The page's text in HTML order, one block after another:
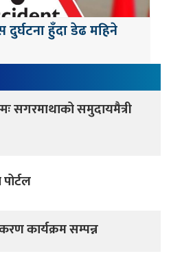
हुँदा डेढ महिने
सगरमाथाको समुदायमैत्री
कार्यक्रम सम्पन्न